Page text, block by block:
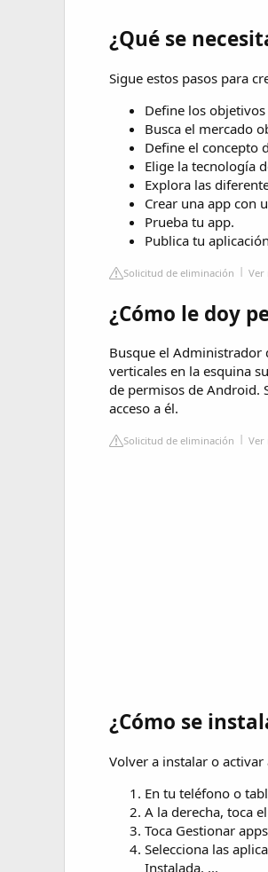
¿Qué se
Sigue estos pasos para
Define los
Busca el mercado
Define el concepto
Elige la tecnología
Explora las
Crear una app con
Prueba tu app.
Publica tu
Solicitud de eliminación Ver
¿Cómo le doy
Busque el Administrador
verticales en la esquina
de permisos de Android.
acceso a él.
Solicitud de eliminación Ver
¿Cómo se
Volver a instalar o activar
En tu teléfono o
A la derecha, toca
Toca Gestionar
Selecciona las
Instalada. ...